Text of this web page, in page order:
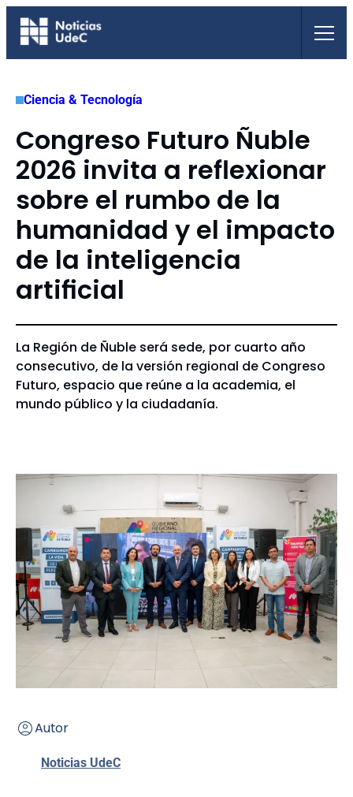
Saltar
Ciencia & Tecnología
Congreso Futuro Ñuble
2026 invita a reflexionar
sobre el rumbo de la
humanidad y el impacto
de la inteligencia
artificial
La Región de Ñuble será sede, por cuarto año
consecutivo, de la versión regional de Congreso
Futuro, espacio que reúne a la academia, el
mundo público y la ciudadanía.
Autor
Noticias UdeC